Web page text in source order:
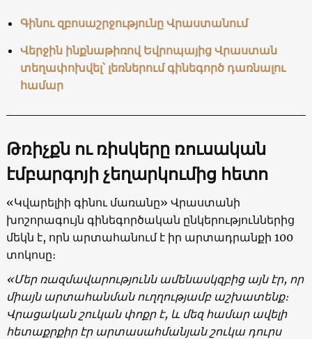
Գինու զբոսաշրջությունը Վրաստանում
Վերջին ինքնաթիռով Եվրոպայից Վրաստան
տեղափոխվել՝ լեռներում գինեգործ դառնալու
համար
Թռիչքն ու ռիսկերը ռուսական
էմբարգոյի չեղարկումից հետո
«Կվարելիի գինու մառանը» Վրաստանի
խոշորագույն գինեգործական ընկերություններից
մեկն է, որն արտահանում է իր արտադրանքի 100
տոկոսը։
«Մեր ռազմավարությունն ամենասկզբից այն էր, որ
միայն արտահանման ուղղությամբ աշխատենք։
Վրացական շուկան փոքր է, և մեզ համար ավելի
հետաքրքիր էր արտասահմանյան շուկա դուրս